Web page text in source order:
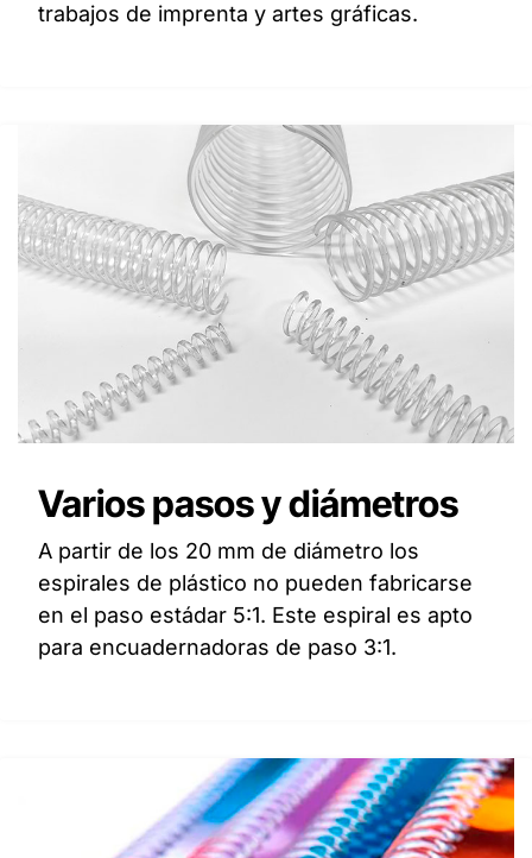
trabajos de imprenta y artes gráficas.
Varios pasos y diámetros
A partir de los 20 mm de diámetro los
espirales de plástico no pueden fabricarse
en el paso estádar 5:1. Este espiral es apto
para encuadernadoras de paso 3:1.